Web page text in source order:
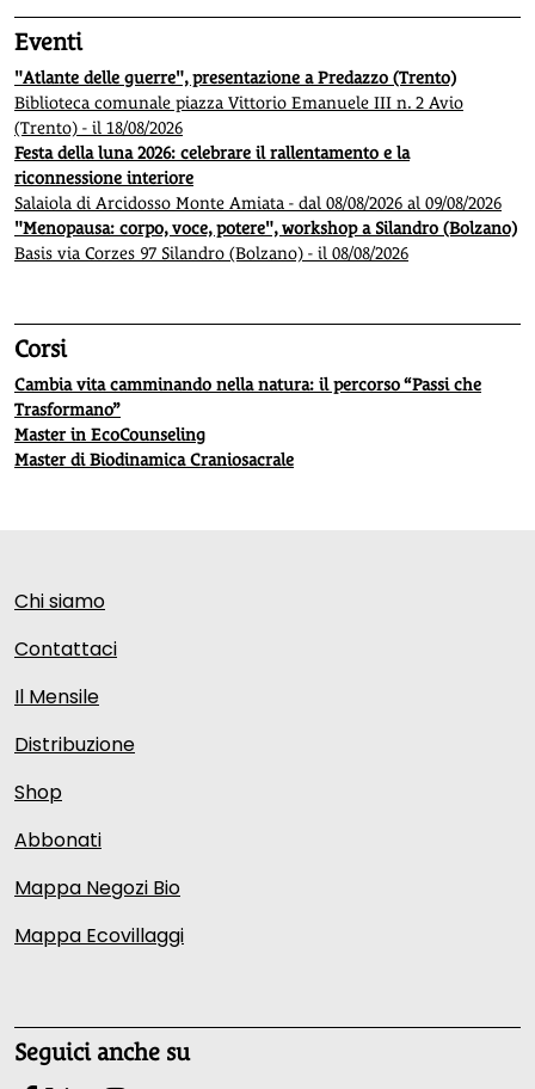
Eventi
"Atlante delle guerre", presentazione a Predazzo (Trento)
Biblioteca comunale piazza Vittorio Emanuele III n. 2 Avio
(Trento) - il 18/08/2026
Festa della luna 2026: celebrare il rallentamento e la
riconnessione interiore
Salaiola di Arcidosso Monte Amiata - dal 08/08/2026 al 09/08/2026
"Menopausa: corpo, voce, potere", workshop a Silandro (Bolzano)
Basis via Corzes 97 Silandro (Bolzano) - il 08/08/2026
Corsi
Cambia vita camminando nella natura: il percorso “Passi che
Trasformano”
Master in EcoCounseling
Master di Biodinamica Craniosacrale
Chi siamo
Contattaci
Il Mensile
Distribuzione
Shop
Abbonati
Mappa Negozi Bio
Mappa Ecovillaggi
Seguici anche su